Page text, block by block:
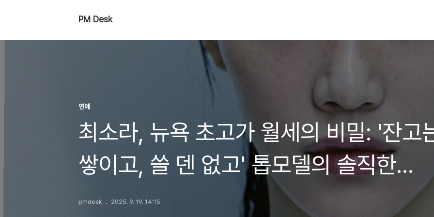
PM Desk
연예
최소라, 뉴욕 초고가 월세의 비밀: '잔고
쌓이고, 쓸 덴 없고' 톱모델의 솔직한
이야기
pmdesk 2025. 9. 19. 14:15